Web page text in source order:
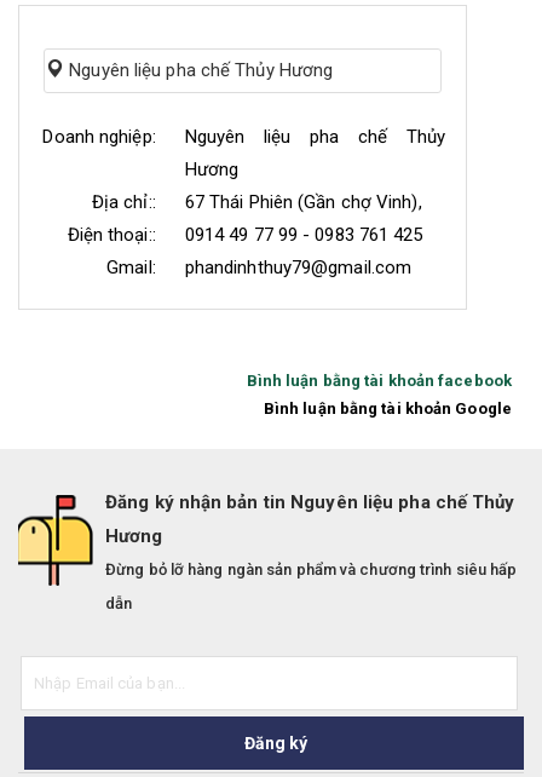
Nguyên liệu pha chế Thủy Hương
Doanh nghiệp:
Nguyên liệu pha chế Thủy
Hương
Địa chỉ::
67 Thái Phiên (Gần chợ Vinh),
Điện thoại::
0914 49 77 99 - 0983 761 425
Gmail:
phandinhthuy79@gmail.com
Bình luận bằng tài khoản facebook
Bình luận bằng tài khoản Google
Đăng ký nhận bản tin Nguyên liệu pha chế Thủy
Hương
Đừng bỏ lỡ hàng ngàn sản phẩm và chương trình siêu hấp
dẫn
Đăng ký